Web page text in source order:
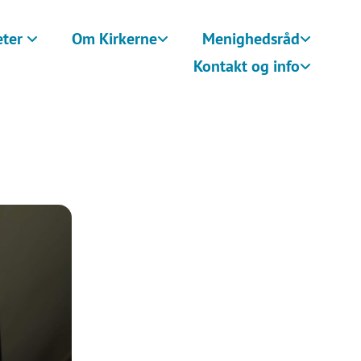
Om Kirkerne
Menighedsråd
Kontakt og info